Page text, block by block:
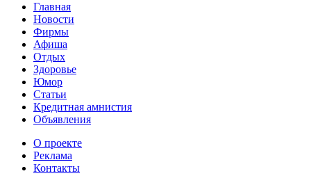
Главная
Новости
Фирмы
Афиша
Отдых
Здоровье
Юмор
Статьи
Кредитная амнистия
Объявления
О проекте
Реклама
Контакты